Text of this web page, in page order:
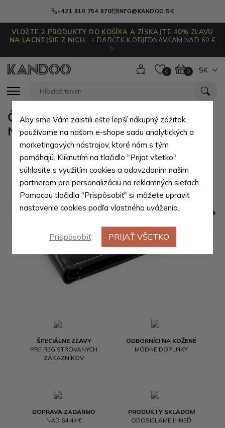
+421 910 754 870 INFO@KANDOO.SK
VLOŽTE 2 PRODUKTY DO KOŠÍKA A ZÍSKAJTE 40% ZĽAVU
NA LACNEJŠIE Z NICH.
+ DARČEK K OBJEDNÁVKAM NAD 60 €
✨
0 0 SK
ŠPECIÁLNE ZĽAVY
PRE REGISTROVANÝCH
ZÁKAZNÍKOV
ODBORNÍCI NA KOŽENÉ
MÓDNE DOPLNKY
DOPRAVA ZADARMO
NAD 64.44 €
PRODUKTY SKLADOM
ODOSIELAME IHNEĎ
Čierna pánska kožená peňaženka
Nenden
Aby sme Vám zaistili ešte lepší nákupný zážitok,
používame na našom e-shope sadu analytických a
marketingových nástrojov, ktoré nám s tým
pomáhajú. Kliknutím na tlačidlo "Prijať všetko"
súhlasíte s využitím cookies a odovzdaním našim
partnerom pre personalizáciu na reklamných sieťach.
Pomocou tlačidla "Prispôsobiť" si môžete upraviť
nastavenie cookies podľa vlastného uváženia.
Prispôsobiť PRIJAŤ VŠETKO